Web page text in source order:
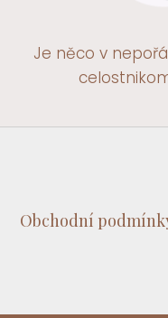
Je něco v
Obchodní